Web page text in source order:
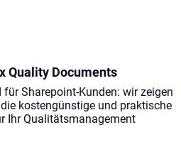
Quality Documents
für Sharepoint-Kunden: wir zeigen
kostengünstige und praktische
Ihr Qualitätsmanagement